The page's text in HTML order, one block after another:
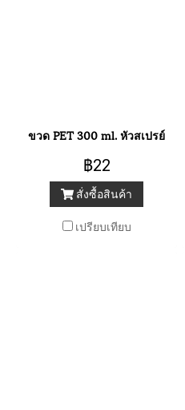
ขวด PET 300 ml. หัวสเปรย์
฿22
สั่งซื้อสินค้า
เปรียบเทียบ